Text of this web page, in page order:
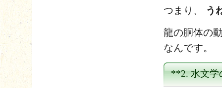
つまり、 う
龍の胴体の
なんです。
**2. 水文学